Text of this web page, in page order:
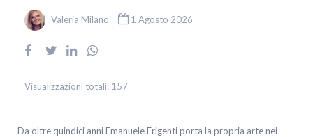
Valeria Milano 1 Agosto 2026
Visualizzazioni totali: 157
Da oltre quindici anni Emanuele Frigenti porta la propria arte nei